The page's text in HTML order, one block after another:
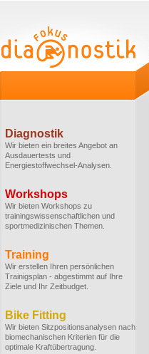
Diagnostik
Wir bieten ein breites Angebot an
Ausdauertests und
Energiestoffwechsel-Analysen.
Workshops
Wir bieten Workshops zu
trainingswissenschaftlichen und
sportmedizinischen Themen.
Training
Wir erstellen Ihren persönlichen
Trainigsplan - abgestimmt auf Ihre
Ziele und Ihr Zeitbudget.
Bike Fitting
Wir bieten Sitzpositionsanalysen nach
biomechanischen Kriterien für die
optimale Kraftübertragung.